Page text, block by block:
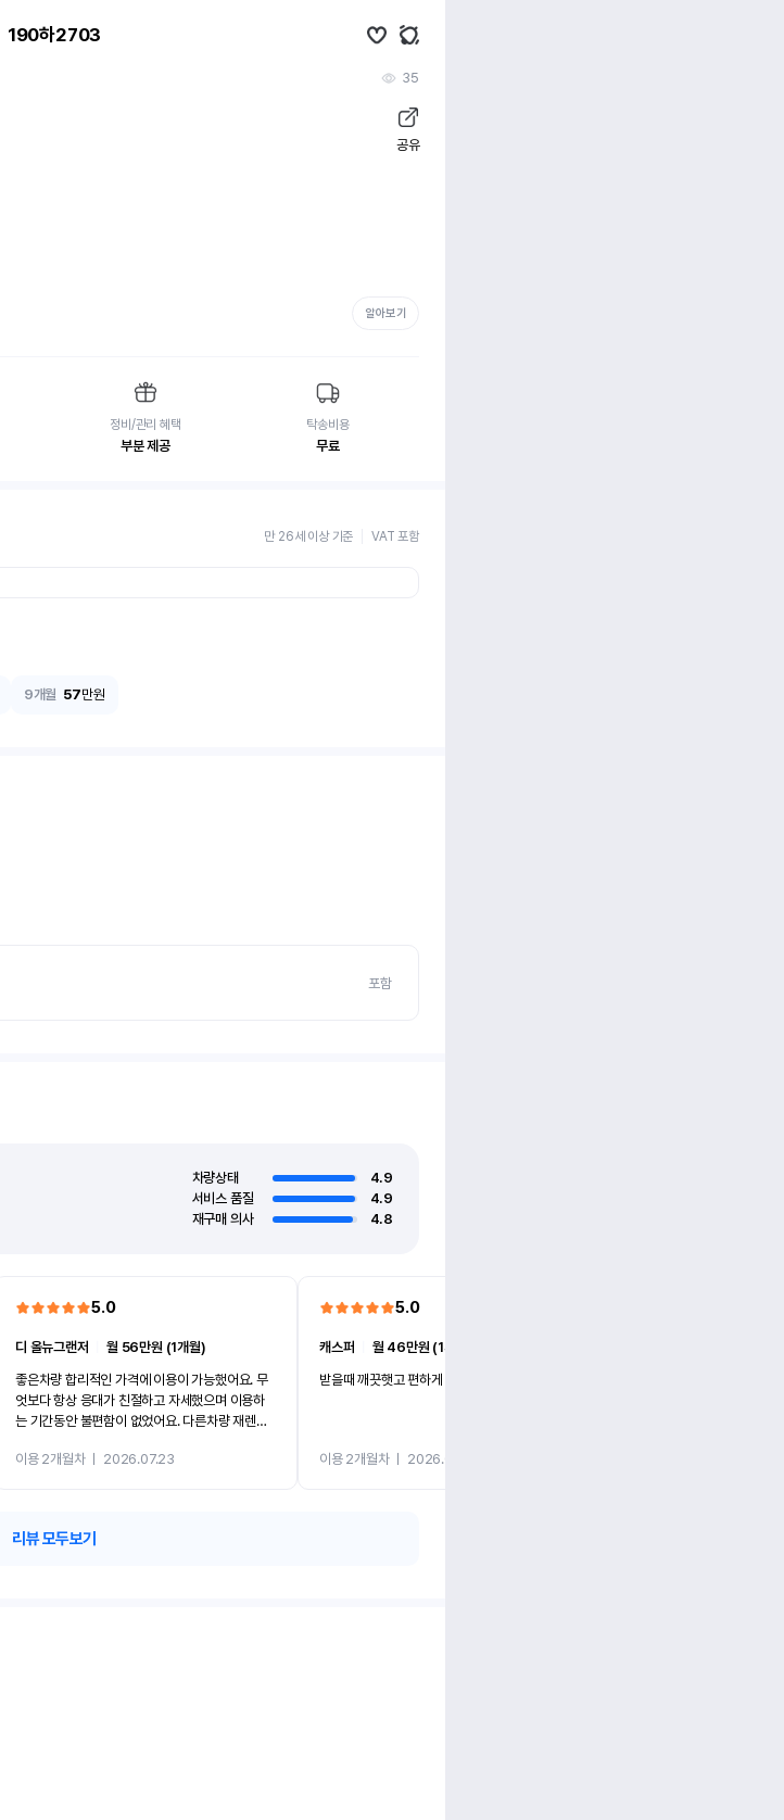
190하2703
35
공유
알아보기
정비/관리 혜택
부분 제공
탁송비용
무료
만 26세 이상 기준 VAT 포함
9개월 57만원
포함
차량상태
4.9
서비스 품질
4.9
재구매 의사
4.8
5.0
디 올뉴그랜저 ㅣ월 56만원 (1개월)
좋은차량 합리적인 가격에 이용이 가능했어요. 무
엇보다 항상 응대가 친절하고 자세했으며 이용하
는 기간동안 불편함이 없었어요. 다른차량 재렌트
카 렌트 고민없이 강추합니다!!
이용 2개월차ㅣ 2026.07.23
5.0
캐스퍼
월 46만원 (1개월)
받을때 깨끗햇고 편하게 잘이용했습니다!
이용 2개월차ㅣ 2026.07.08
리뷰 모두보기